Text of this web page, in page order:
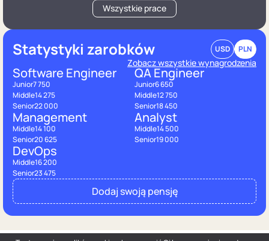
Wszystkie prace
Statystyki zarobków USD PLN
Zobacz wszystkie wynagrodzenia
Software Engineer
Junior7 750
Middle14 275
Senior22 000
QA Engineer
Junior6 650
Middle12 750
Senior18 450
Management
Middle14 100
Senior20 625
Analyst
Middle14 500
Senior19 000
DevOps
Middle16 200
Senior23 475
Dodaj swoją pensję